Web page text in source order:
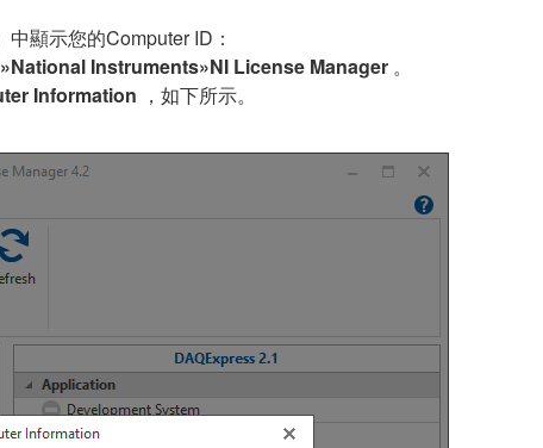
顯示您的Computer ID：
Instruments»NI License Manager 。
Information ，如下所示。